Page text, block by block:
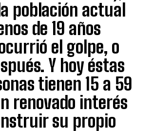
población actual
de 19 años
el golpe, o
Y hoy éstas
tienen 15 a 59
renovado interés
su propio